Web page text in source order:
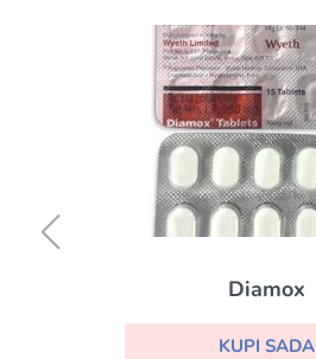
Diamox
KUPI SADA